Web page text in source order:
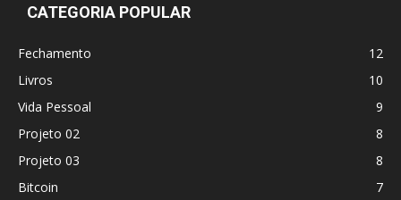
CATEGORIA POPULAR
Fechamento
12
Livros
10
Vida Pessoal
9
Projeto 02
8
Projeto 03
8
Bitcoin
7